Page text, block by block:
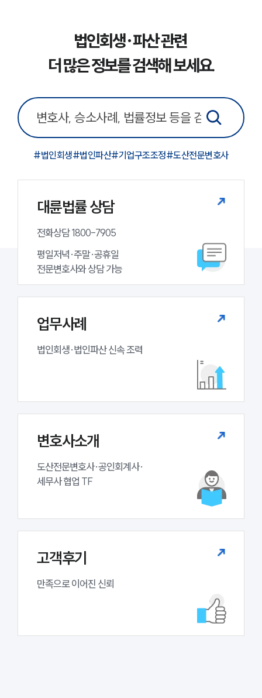
업무분야
기업회생파산그룹 업무
구성원 소개
법인회생파산전문변호사
언론보도
공지사항
법률 블로그
법률서식
뉴스레터/브로슈어
세미나
법인회생·파산 관련
더 많은 정보를 검색해 보세요.
#법인회생#법인파산#기업구조조정#도산전문변호사
대륜법률 상담
전화상담 1800-7905
평일저녁·주말·공휴일
전문변호사와 상담 가능
업무사례
법인회생·법인파산 신속 조력
변호사소개
도산전문변호사·공인회계사·
세무사 협업 TF
고객후기
만족으로 이어진 신뢰